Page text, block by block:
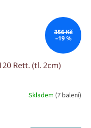
356 Kč
–19 %
Rett. (tl. 2cm)
Skladem (7 balení)